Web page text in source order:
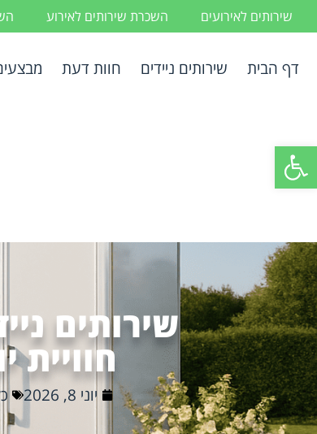
פתח סרגל נגישות
שירותים לאירועים השכרת שירותים לאירוע
דף הבית שירותים ניידים חוות דעת
שירותים
חוויית
יוני 8, 2026